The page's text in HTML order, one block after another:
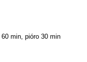
60 min, pióro 30 min